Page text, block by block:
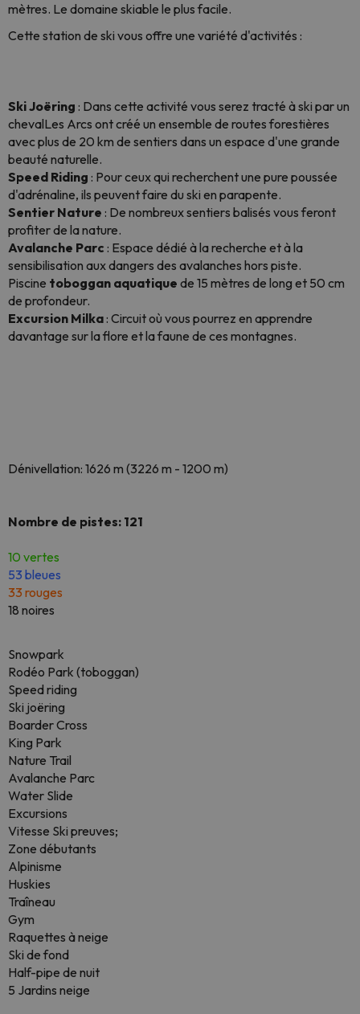
mètres. Le domaine skiable le plus facile.
Cette station de ski vous offre une variété d'activités :
Ski Joëring : Dans cette activité vous serez tracté à ski par un
chevalLes Arcs ont créé un ensemble de routes forestières
avec plus de 20 km de sentiers dans un espace d'une grande
beauté naturelle.
Speed ​​​​Riding : Pour ceux qui recherchent une pure poussée
d'adrénaline, ils peuvent faire du ski en parapente.
Sentier Nature : De nombreux sentiers balisés vous feront
profiter de la nature.
Avalanche Parc : Espace dédié à la recherche et à la
sensibilisation aux dangers des avalanches hors piste.
Piscine toboggan aquatique de 15 mètres de long et 50 cm
de profondeur.
Excursion Milka: Circuit où vous pourrez en apprendre
davantage sur la flore et la faune de ces montagnes.
Dénivellation: 1626 m (3226 m - 1200 m)
Nombre de pistes: 121
10 vertes
53 bleues
33 rouges
18 noires
Snowpark
Rodéo Park (toboggan)
Speed ​​riding
Ski joëring
Boarder Cross
King Park
Nature Trail
Avalanche Parc
Water Slide
Excursions
Vitesse Ski preuves;
Zone débutants
Alpinisme
Huskies
Traîneau
Gym
Raquettes à neige
Ski de fond
Half-pipe de nuit
5 Jardins neige